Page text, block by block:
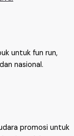
untuk fun run,
nasional.
promosi untuk